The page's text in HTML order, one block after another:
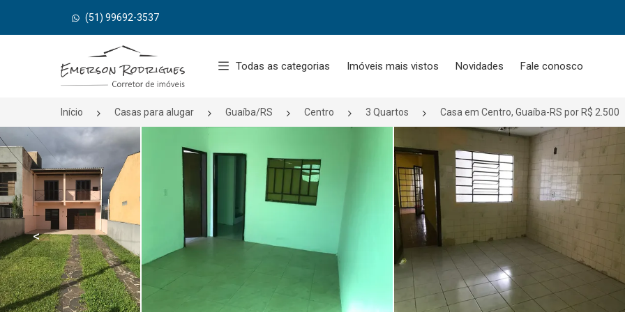
(51) 99692-3537
Página inicial
Todas as categorias Imóveis mais vistos Novidades Fale conosco
Início Casas para alugar Guaíba/RS Centro 3 Quartos Casa em Centro, Guaíba-RS por R$ 2.500
<